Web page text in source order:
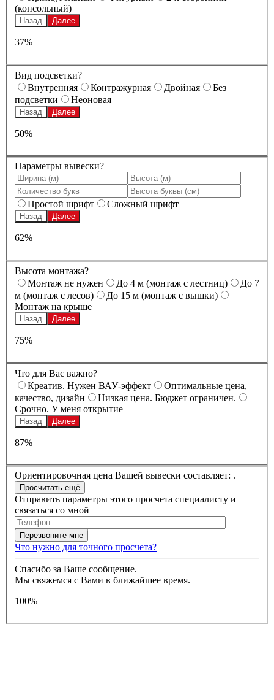
(консольный)
Назад Далее
37%
Вид подсветки?
Внутренняя
Контражурная Двойная
Без
подсветки
Неоновая
Назад Далее
50%
Параметры вывески?
Простой шрифт Сложный шрифт
Назад Далее
62%
Высота монтажа?
Монтаж не нужен
До 4 м (монтаж с лестниц)
До 7
м (монтаж с лесов)
До 15 м (монтаж с вышки)
Монтаж на крыше
Назад Далее
75%
Что для Вас важно?
Креатив. Нужен ВАУ-эффект
Оптимальные цена,
качество, дизайн
Низкая цена. Бюджет ограничен.
Срочно. У меня открытие
Назад Далее
87%
Ориентировочная цена Вашей вывески составляет: .
Отправить параметры этого просчета специалисту и
связаться со мной
Что нужно для точного просчета?
Спасибо за Ваше сообщение.
Мы свяжемся с Вами в ближайшее время.
100%